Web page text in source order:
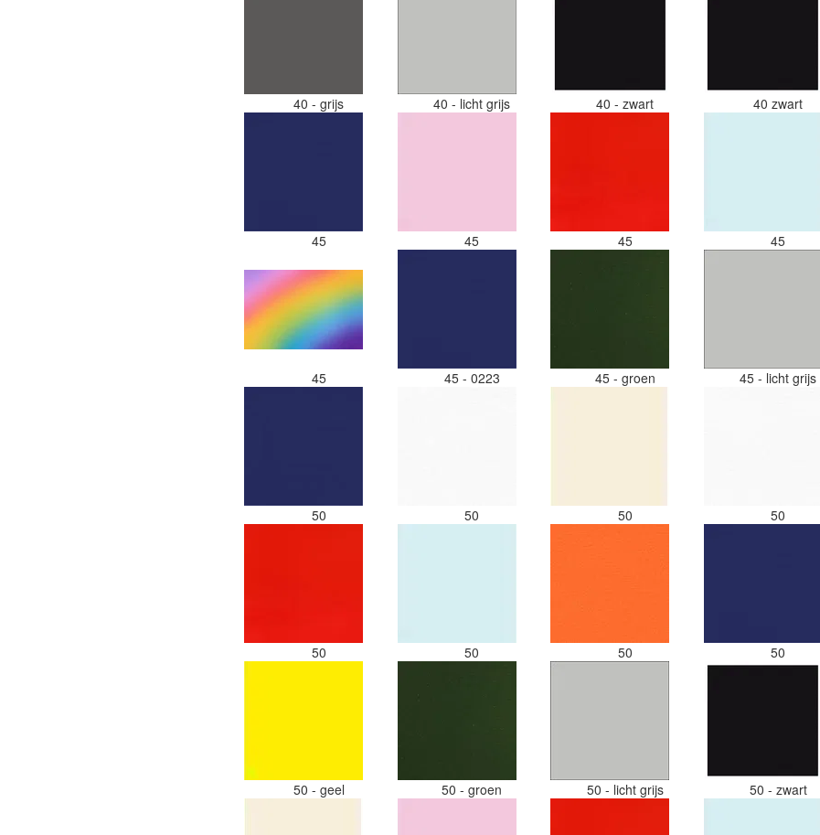
40 - grijs 40 - licht grijs 40 - zwart 40 zwart
45 45 45 45
45 45 - 0223 45 - groen 45 - licht grijs
50 50 50 50
50 50 50 50
50 - geel 50 - groen 50 - licht grijs 50 - zwart